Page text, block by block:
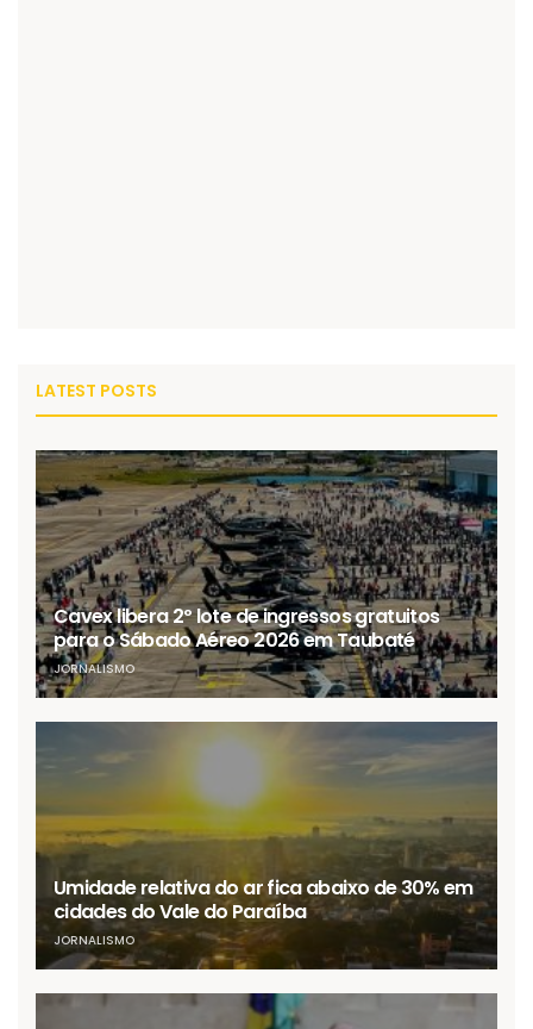
LATEST POSTS
Cavex libera 2º lote de ingressos gratuitos
para o Sábado Aéreo 2026 em Taubaté
JORNALISMO
Umidade relativa do ar fica abaixo de 30% em
cidades do Vale do Paraíba
JORNALISMO